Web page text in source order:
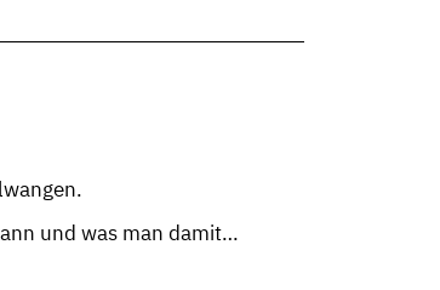
und was man damit…